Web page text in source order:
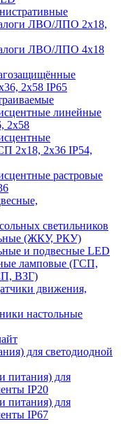
ЛВО/ЛПО 2х18,
ЛВО/ЛПО 4х18
2х58 IP65
линейные
2х58
2х18, 2х36 IP54,
растровые
светильников
(ЖКУ, РКУ)
и подвесные LED
ламповые (ГСП,
ВЗГ)
движения,
настольные
для светодиодной
питания) для
IP20
питания) для
IP67